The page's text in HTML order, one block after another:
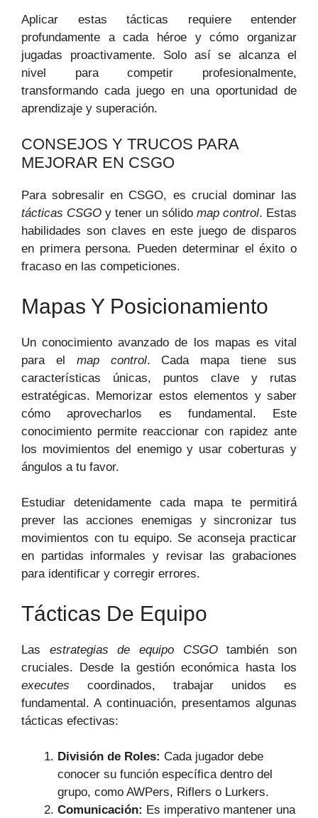
Aplicar estas tácticas requiere entender
profundamente a cada héroe y cómo organizar
jugadas proactivamente. Solo así se alcanza el
nivel para competir profesionalmente,
transformando cada juego en una oportunidad de
aprendizaje y superación.
CONSEJOS Y TRUCOS PARA
MEJORAR EN CSGO
Para sobresalir en CSGO, es crucial dominar las
tácticas CSGO y tener un sólido map control. Estas
habilidades son claves en este juego de disparos
en primera persona. Pueden determinar el éxito o
fracaso en las competiciones.
Mapas Y Posicionamiento
Un conocimiento avanzado de los mapas es vital
para el map control. Cada mapa tiene sus
características únicas, puntos clave y rutas
estratégicas. Memorizar estos elementos y saber
cómo aprovecharlos es fundamental. Este
conocimiento permite reaccionar con rapidez ante
los movimientos del enemigo y usar coberturas y
ángulos a tu favor.
Estudiar detenidamente cada mapa te permitirá
prever las acciones enemigas y sincronizar tus
movimientos con tu equipo. Se aconseja practicar
en partidas informales y revisar las grabaciones
para identificar y corregir errores.
Tácticas De Equipo
Las estrategias de equipo CSGOtambién son
cruciales. Desde la gestión económica hasta los
executes coordinados, trabajar unidos es
fundamental. A continuación, presentamos algunas
tácticas efectivas:
División de Roles: Cada jugador debe
conocer su función específica dentro del
grupo, como AWPers, Riflers o Lurkers.
Comunicación: Es imperativo mantener una